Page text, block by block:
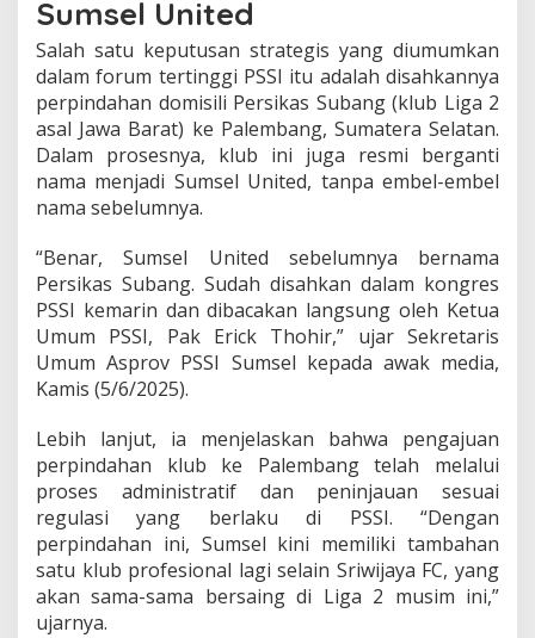
o
v
P
S
S
I
S
l
Sumsel United
Salah satu keputusan strategis yang diumumkan
dalam forum tertinggi PSSI itu adalah disahkannya
perpindahan domisili Persikas Subang (klub Liga 2
asal Jawa Barat) ke Palembang, Sumatera Selatan.
Dalam prosesnya, klub ini juga resmi berganti
nama menjadi Sumsel United, tanpa embel-embel
nama sebelumnya.
“Benar, Sumsel United sebelumnya bernama
Persikas Subang. Sudah disahkan dalam kongres
PSSI kemarin dan dibacakan langsung oleh Ketua
Umum PSSI, Pak Erick Thohir,” ujar Sekretaris
Umum Asprov PSSI Sumsel kepada awak media,
Kamis (5/6/2025).
Lebih lanjut, ia menjelaskan bahwa pengajuan
perpindahan klub ke Palembang telah melalui
proses administratif dan peninjauan sesuai
regulasi yang berlaku di PSSI. “Dengan
perpindahan ini, Sumsel kini memiliki tambahan
satu klub profesional lagi selain Sriwijaya FC, yang
akan sama-sama bersaing di Liga 2 musim ini,”
ujarnya.